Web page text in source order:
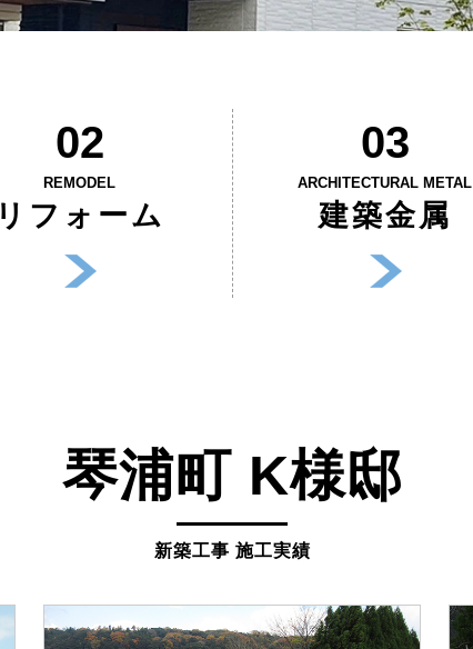
02
REMODEL
リフォーム
03
ARCHITECTURAL METAL
建築金属
琴浦町 K様邸
新築工事 施工実績